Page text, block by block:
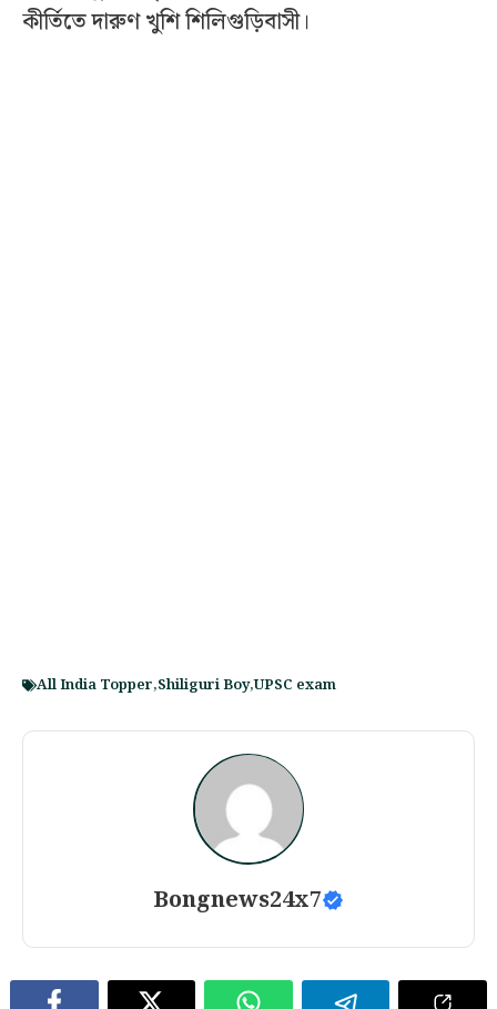
কীর্তিতে দারুণ খুশি শিলিগুড়িবাসী।
All India Topper,Shiliguri Boy,UPSC exam
Bongnews24x7